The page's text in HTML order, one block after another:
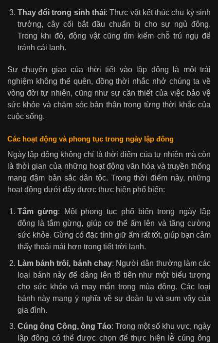
Thay đổi trong sinh thái: Thực vật kết thúc chu kỳ sinh
trưởng, cây cối bắt đầu chuẩn bị cho sự ngủ đông.
Trong khi đó, động vật cũng tìm kiếm chỗ trú ngụ để
tránh cái lạnh.
Sự chuyển giao của thời tiết vào lập đông là một trải
nghiệm không thể quên, đồng thời nhắc nhở chúng ta về
vòng đời tự nhiên, cũng như sự cần thiết của việc bảo vệ
sức khỏe và chăm sóc bản thân trong từng thời khắc của
cuộc sống.
Các hoạt động và phong tục trong ngày lập đông
Ngày lập đông không chỉ là thời điểm của tự nhiên mà còn
là thời gian của những hoạt động văn hóa và truyền thống
mang đậm bản sắc dân tộc. Trong thời điểm này, những
hoạt động dưới đây được thực hiện phổ biến:
Tắm gừng: Một phong tục phổ biến trong ngày lập
đông là tắm gừng, giúp cơ thể ấm lên và tăng cường
sức khỏe. Gừng có đặc tính giữ ấm rất tốt, giúp bạn cảm
thấy thoải mái hơn trong tiết trời lạnh.
Làm bánh trôi, bánh chay: Người dân thường làm các
loại bánh này để dâng lên tổ tiên như một biểu tượng
cho sức khỏe và may mắn trong mùa đông. Các loại
bánh này mang ý nghĩa về sự đoàn tụ và sum vầy của
gia đình.
Cúng ông Công, ông Táo: Trong một số khu vực, ngày
lập đông có thể được chọn để thực hiện lễ cúng ông